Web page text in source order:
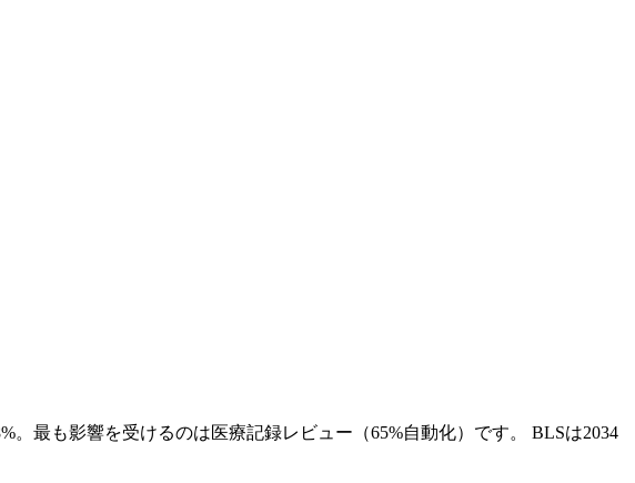
最も影響を受けるのは医療記録レビュー（65%自動化）です。 BLSは2034